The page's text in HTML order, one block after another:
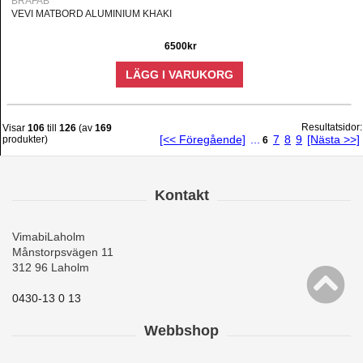
VEVI MATBORD ALUMINIUM KHAKI
6500kr
LÄGG I VARUKORG
Visar 106 till 126 (av 169
produkter)
Resultatsidor:
[<< Föregående] 6 7 8 9 [Nästa >>]
Kontakt
VimabiLaholm
Månstorpsvägen 11
312 96 Laholm
0430-13 0 13
Webbshop